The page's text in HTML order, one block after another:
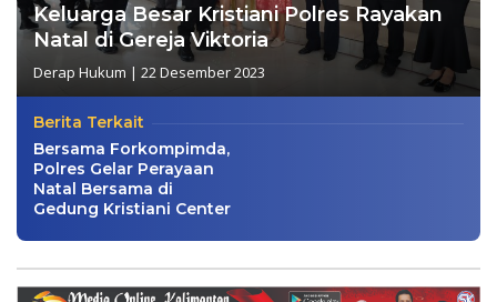
Keluarga Besar Kristiani Polres Rayakan
Natal di Gereja Viktoria
Derap Hukum | 22 Desember 2023
Berita Terkait
Bersama Forkompimda,
Polres Gelar Perayaan
Natal Bersama di
Gedung Kristiani Center